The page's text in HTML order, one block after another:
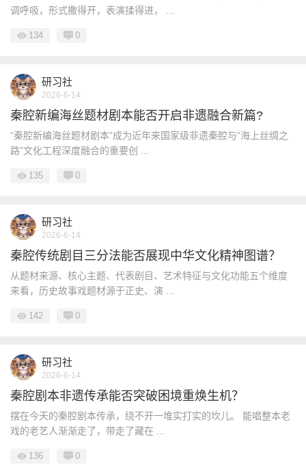
调呼吸，形式撒得开，表演揉得进， ...
134 0
研习社
2026-6-14
秦腔新编海丝题材剧本能否开启非遗融合新篇?
“秦腔新编海丝题材剧本”成为近年来国家级非遗秦腔与“海上丝绸之
路”文化工程深度融合的重要创 ...
135 0
研习社
2026-6-14
秦腔传统剧目三分法能否展现中华文化精神图谱？
从题材来源、核心主题、代表剧目、艺术特征与文化功能五个维度
来看，历史故事戏题材源于正史、演 ...
142 0
研习社
2026-6-14
秦腔剧本非遗传承能否突破困境重焕生机？
摆在今天的秦腔剧本传承，绕不开一堆实打实的坎儿。 能唱整本老
戏的老艺人渐渐走了，带走了藏在 ...
136 0